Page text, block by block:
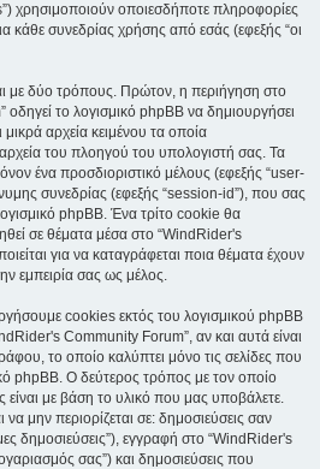
χρησιμοποιούν οποιεσδήποτε πληροφορίες
κάθε συνεδρίας χρήσης από εσάς (εφεξής “οι
με δύο τρόπους. Πρώτον, η περιήγηση στο
το λογισμικό phpBB να δημιουργήσει
αρχεία κειμένου τα οποία
του πλοηγού του υπολογιστή σας. Τα
ένα προσδιοριστικό μέλους (εφεξής “user-
συνεδρίας (εφεξής “session-id”), που σας
phpBB. Ένα τρίτο cookie θα
σε θέματα μέσα στο “WindRider's
για να καταγράφεται ποια θέματα έχουν
εμπειρία σας ως μέλος.
cookies εκτός του λογισμικού phpBB
Community Forum”, αν και αυτά είναι
το οποίο καλύπτει μόνο τις σελίδες που
phpBB. Ο δεύτερος τρόπος με τον οποίο
είναι με βάση το υλικό που μας υποβάλετε.
μην περιορίζεται σε: δημοσιεύσεις σαν
δημοσιεύσεις”), εγγραφή στο “WindRider's
σας”) και δημοσιεύσεις που